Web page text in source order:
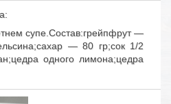
:
супе.Состав:грейпфрут —
— 80 гр;сок 1/2
одного лимона;цедра